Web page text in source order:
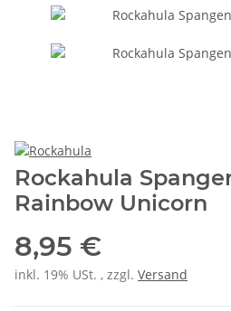
Rockahula
Rainbow Unicorn
8,95 €
inkl. 19% USt. , zzgl. Versand